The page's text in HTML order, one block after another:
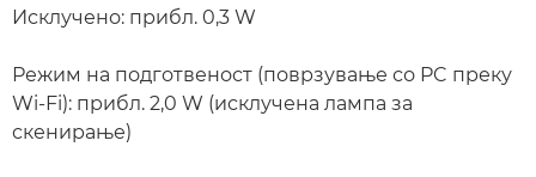
Исклучено: прибл. 0,3 W
Режим на подготвеност (поврзување со PC преку
Wi-Fi): прибл. 2,0 W (исклучена лампа за
скенирање)